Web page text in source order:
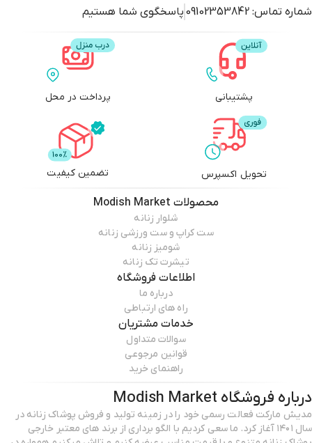
شماره تماس: 09102353842 پاسخگوی شما هستیم
پشتیبانی پرداخت در محل
تحویل اکسپرس تضمین کیفیت
محصولات Modish Market
شلوار زنانه
ست کراپ و ست ورزشی زنانه
شومیز زنانه
تیشرت تک زنانه
اطلاعات فروشگاه
درباره ما
راه های ارتباطی
خدمات مشتریان
سوالات متداول
قوانین مرجوعی
راهنمای خرید
درباره فروشگاه Modish Market
مدیش مارکت فعالت رسمی خود را در زمینه تولید و فروش پوشاک زنانه در
سال ۱۴۰۱ آغاز کرد. ما سعی کردیم با الگو برداری از برند های معتبر خارجی